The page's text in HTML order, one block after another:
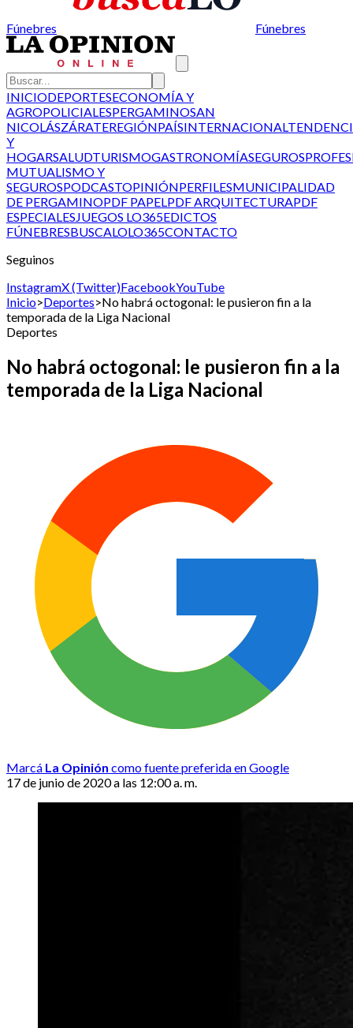
Fúnebres Fúnebres
INICIODEPORTESECONOMÍA Y
AGROPOLICIALESPERGAMINOSAN
NICOLÁSZÁRATEREGIÓNPAÍSINTERNACIONAL
Y
HOGARSALUDTURISMOGASTRONOMÍASEGUROS
MUTUALISMO Y
SEGUROSPODCASTOPINIÓNPERFILESMUNICIPALIDAD
DE PERGAMINOPDF PAPELPDF ARQUITECTURAPDF
ESPECIALESJUEGOS LO365EDICTOS
FÚNEBRESBUSCALOLO365CONTACTO
Seguinos
InstagramX (Twitter)FacebookYouTube
Inicio>Deportes>No habrá octogonal: le pusieron fin a la
temporada de la Liga Nacional
Deportes
No habrá octogonal: le pusieron fin a la
temporada de la Liga Nacional
Marcá La Opinión como fuente preferida en Google
17 de junio de 2020 a las 12:00 a. m.